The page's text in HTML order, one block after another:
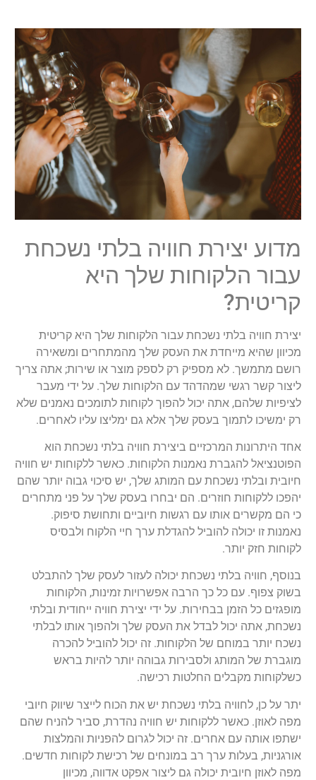
מדוע יצירת חוויה בלתי נשכחת
עבור הלקוחות שלך היא
קריטית?
יצירת חוויה בלתי נשכחת עבור הלקוחות שלך היא קריטית
מכיוון שהיא מייחדת את העסק שלך מהמתחרים ומשאירה
רושם מתמשך. לא מספיק רק לספק מוצר או שירות; אתה צריך
ליצור קשר רגשי שמהדהד עם הלקוחות שלך. על ידי מעבר
לציפיות שלהם, אתה יכול להפוך לקוחות לתומכים נאמנים שלא
רק ימשיכו לתמוך בעסק שלך אלא גם ימליצו עליו לאחרים.
אחד היתרונות המרכזיים ביצירת חוויה בלתי נשכחת הוא
הפוטנציאל להגברת נאמנות הלקוחות. כאשר ללקוחות יש חוויה
חיובית ובלתי נשכחת עם המותג שלך, יש סיכוי גבוה יותר שהם
יהפכו ללקוחות חוזרים. הם יבחרו בעסק שלך על פני מתחרים
כי הם מקשרים אותו עם רגשות חיוביים ותחושת סיפוק.
נאמנות זו יכולה להוביל להגדלת ערך חיי הלקוח ולבסיס
לקוחות חזק יותר.
בנוסף, חוויה בלתי נשכחת יכולה לעזור לעסק שלך להתבלט
בשוק צפוף. עם כל כך הרבה אפשרויות זמינות, הלקוחות
מופגזים כל הזמן בבחירות. על ידי יצירת חוויה ייחודית ובלתי
נשכחת, אתה יכול לבדל את העסק שלך ולהפוך אותו לבלתי
נשכח יותר במוחם של הלקוחות. זה יכול להוביל להכרה
מוגברת של המותג ולסבירות גבוהה יותר להיות בראש
כשלקוחות מקבלים החלטות רכישה.
יתר על כן, לחוויה בלתי נשכחת יש את הכוח לייצר שיווק חיובי
מפה לאוזן. כאשר ללקוחות יש חוויה נהדרת, סביר להניח שהם
ישתפו אותה עם אחרים. זה יכול לגרום להפניות והמלצות
אורגניות, בעלות ערך רב במונחים של רכישת לקוחות חדשים.
מפה לאוזן חיובית יכולה גם ליצור אפקט אדווה, מכיוון